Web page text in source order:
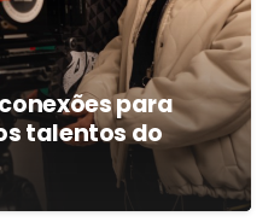
para
talentos do